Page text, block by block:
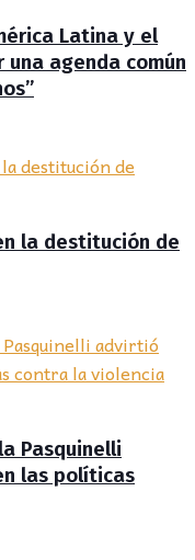
Latina y el
una agenda común
la destitución de
Pasquinelli
las políticas